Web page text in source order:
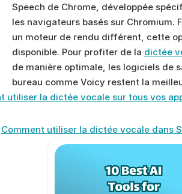
Speech de Chrome, développée
les navigateurs basés sur Chromium.
un moteur de rendu différent, cette
disponible. Pour profiter de la dictée
de manière optimale, les logiciels de
bureau comme Voicy restent la
utiliser la dictée vocale sur tous vos
Comment utiliser la dictée vocale dans